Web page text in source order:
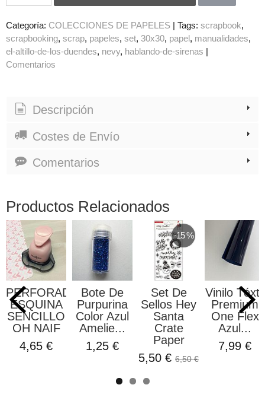
Categoría: COLECCIONES DE PAPELES | Tags: scrapbook
scrapbooking scrap papeles set 30x30 papel manualidades
el-altillo-de-los-duendes nevy hablando-de-sirenas |
Comentarios
Descripción
Costes de Envío
Comentarios
Productos Relacionados
PERFORADORA
ESQUINA
SENCILLO
OH NAIF
4,65 €
Bote De
Purpurina
Color Azul
Amelie...
1,25 €
-15 %
Set De
Sellos Hey
Santa
Crate
Paper
5,50 € 6,50 €
Vinilo Téxtil
Premium
One Flex
Azul...
7,99 €